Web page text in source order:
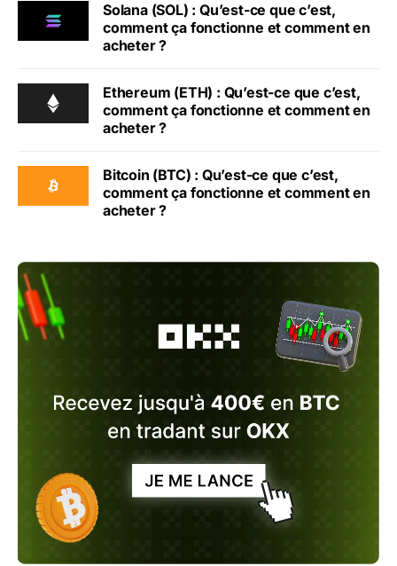
Solana (SOL) : Qu’est-ce que c’est,
comment ça fonctionne et comment en
acheter ?
Ethereum (ETH) : Qu’est-ce que c’est,
comment ça fonctionne et comment en
acheter ?
Bitcoin (BTC) : Qu’est-ce que c’est,
comment ça fonctionne et comment en
acheter ?